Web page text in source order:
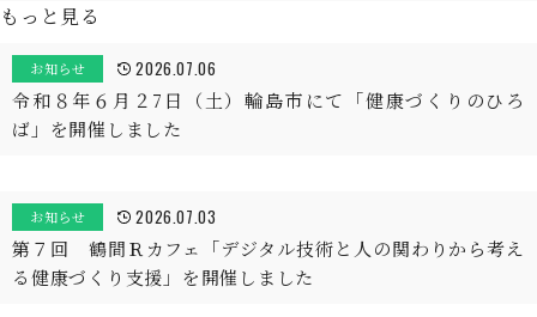
もっと見る
お知らせ 2026.07.06
令和８年６月２7日（土）輪島市にて「健康づくりのひろ
ば」を開催しました
お知らせ 2026.07.03
第７回 鶴間Ｒカフェ「デジタル技術と人の関わりから考え
る健康づくり支援」を開催しました